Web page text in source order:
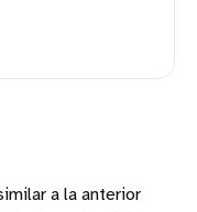
a la anterior